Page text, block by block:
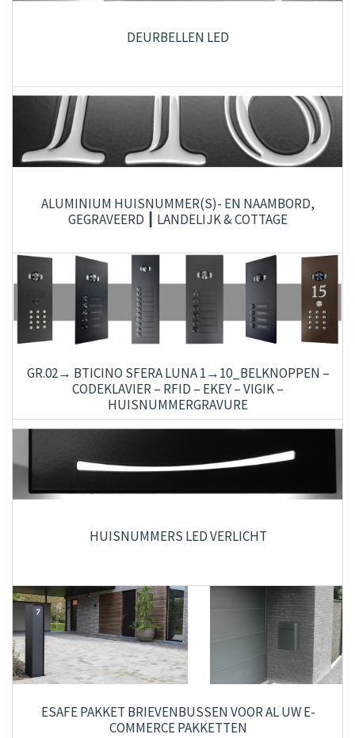
DEURBELLEN LED
ALUMINIUM HUISNUMMER(S)- EN NAAMBORD,
GEGRAVEERD ┃ LANDELIJK & COTTAGE
GR.02→ BTICINO SFERA LUNA 1→10_BELKNOPPEN –
CODEKLAVIER – RFID – EKEY – VIGIK –
HUISNUMMERGRAVURE
HUISNUMMERS LED VERLICHT
ESAFE PAKKET BRIEVENBUSSEN VOOR AL UW E-
COMMERCE PAKKETTEN